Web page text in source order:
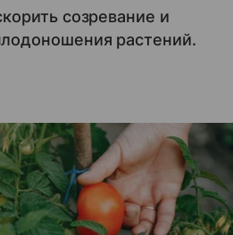
созревание и
растений.